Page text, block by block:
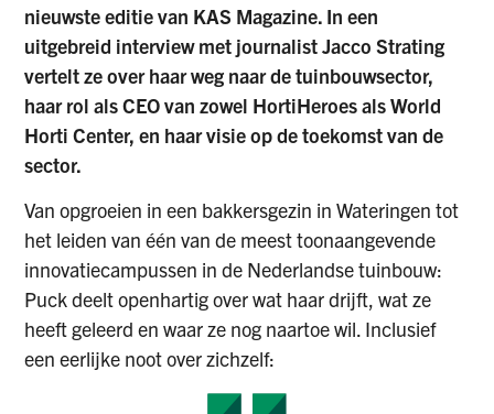
nieuwste editie van KAS Magazine. In een
uitgebreid interview met journalist Jacco Strating
vertelt ze over haar weg naar de tuinbouwsector,
haar rol als CEO van zowel HortiHeroes als World
Horti Center, en haar visie op de toekomst van de
sector.
Van opgroeien in een bakkersgezin in Wateringen tot
het leiden van één van de meest toonaangevende
innovatiecampussen in de Nederlandse tuinbouw:
Puck deelt openhartig over wat haar drijft, wat ze
heeft geleerd en waar ze nog naartoe wil. Inclusief
een eerlijke noot over zichzelf: